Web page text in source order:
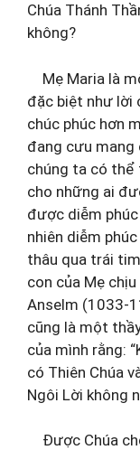
Chúa Thánh
không?
Mẹ Maria là
đặc biệt như lời
chúc phúc hơn
đang cưu mang
chúng ta có thể
cho những ai
được diễm phúc
nhiên diễm
thâu qua trái
con của Mẹ
Anselm (1033-
cũng là một
của mình rằng:
có Thiên Chúa
Ngôi Lời không
Được Chúa